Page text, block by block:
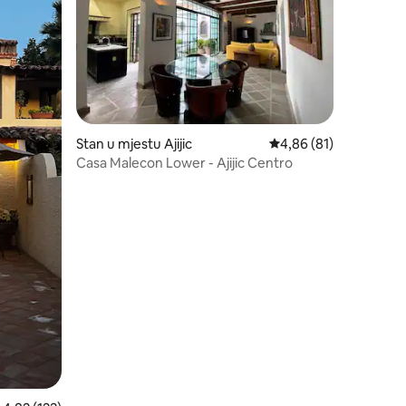
Stan u mjestu Ajijic prosječna ocjena
4,86 (81)
Casa Malecon Lower - Ajijic Centro